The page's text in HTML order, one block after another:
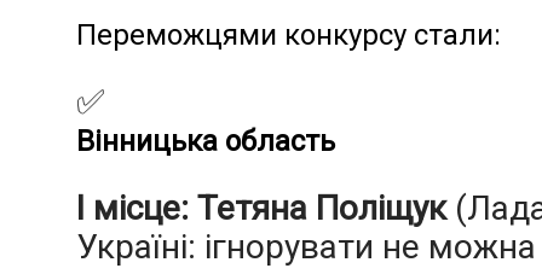
Переможцями конкурсу стали:
✅
Вінницька область
І місце: Тетяна Поліщук(Лада
Україні: ігнорувати не можна